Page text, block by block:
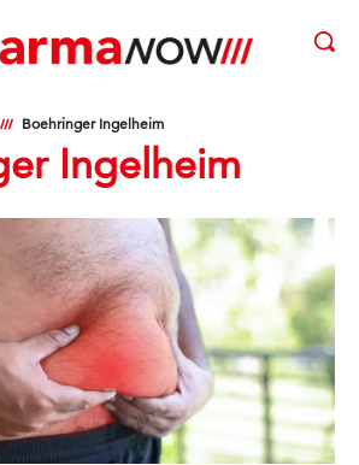
Boehringer Ingelheim
Ingelheim